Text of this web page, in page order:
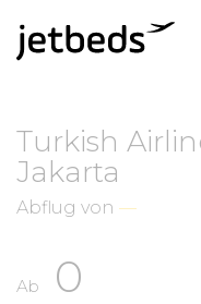
Turkish
Jakarta
Abflug von —
Ab 0